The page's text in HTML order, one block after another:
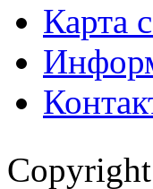
Карта